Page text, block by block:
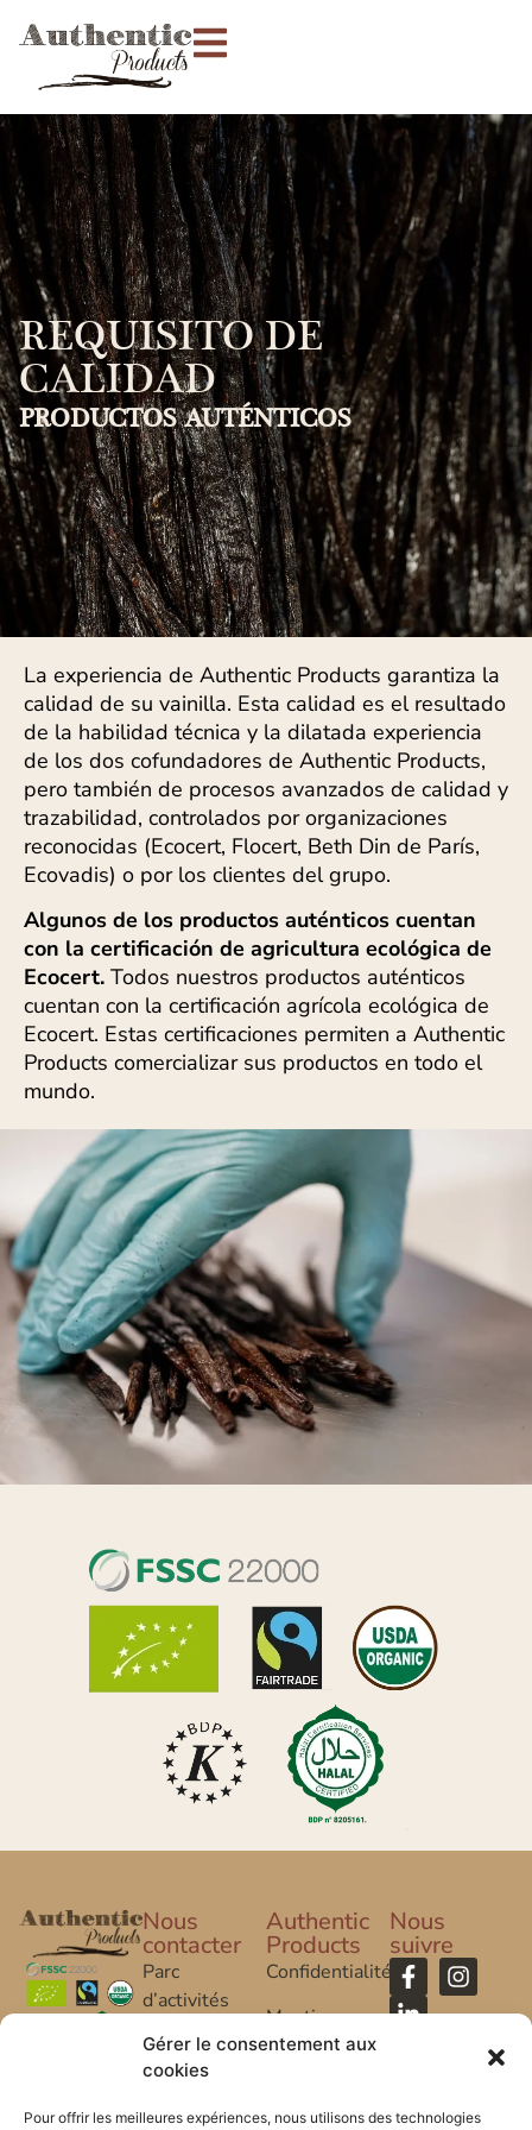
Gérer le consentement aux
cookies
Pour offrir les meilleures expériences, nous utilisons des technologies
REQUISITO DE
CALIDAD
PRODUCTOS AUTÉNTICOS
La experiencia de Authentic Products garantiza la
calidad de su vainilla. Esta calidad es el resultado
de la habilidad técnica y la dilatada experiencia
de los dos cofundadores de Authentic Products,
pero también de procesos avanzados de calidad y
trazabilidad, controlados por organizaciones
reconocidas (Ecocert, Flocert, Beth Din de París,
Ecovadis) o por los clientes del grupo.
Algunos de los productos auténticos cuentan
con la certificación de agricultura ecológica de
Ecocert. Todos nuestros productos auténticos
cuentan con la certificación agrícola ecológica de
Ecocert. Estas certificaciones permiten a Authentic
Products comercializar sus productos en todo el
mundo.
Nous
contacter
Parc
d’activités
20 rue
Authentic
Products
Confidentialité
Mentions
Légales
Nous
suivre